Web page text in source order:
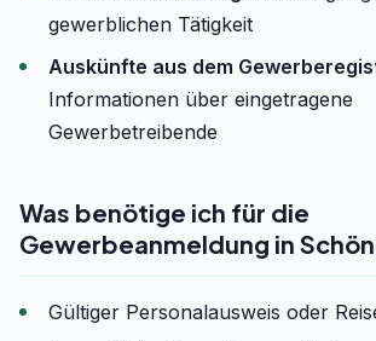
gewerblichen Tätigkeit
Auskünfte aus dem
Informationen über eingetragene
Gewerbetreibende
Was benötige ich für die
Gewerbeanmeldung in
Gültiger Personalausweis oder